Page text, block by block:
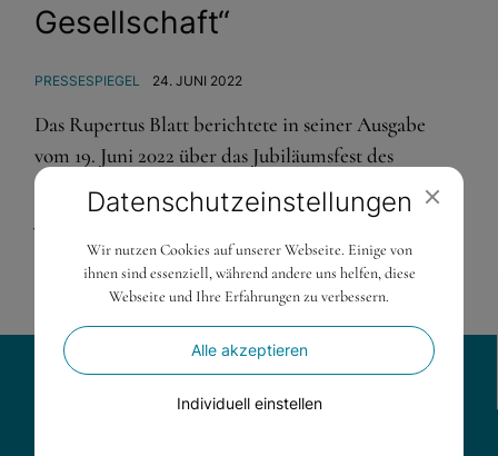
Gesellschaft“
PRESSESPIEGEL 24. JUNI 2022
Das Rupertus Blatt berichtete in seiner Ausgabe
vom 19. Juni 2022 über das Jubiläumsfest des
Internationalen Forschungszentrums (ifz) vom 7.
Juni 2022. Lesen Sie hier den ganzen Beitrag als
Datenschutz­einstellungen
Wir nutzen Cookies auf unserer Webseite. Einige von
ihnen sind essenziell, während andere uns helfen, diese
Webseite und Ihre Erfahrungen zu verbessern.
Alle akzeptieren
Individuell einstellen